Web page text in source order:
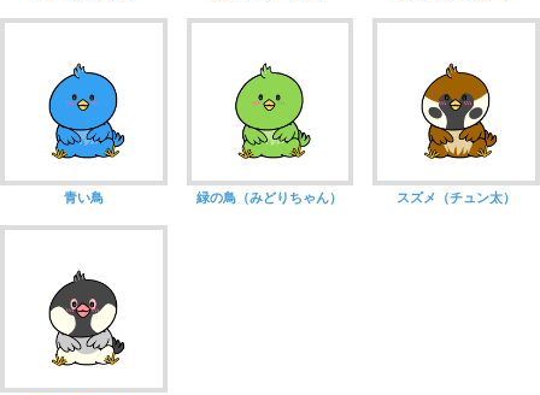
青い鳥 緑の鳥（みどりちゃん） スズメ（チュン太）